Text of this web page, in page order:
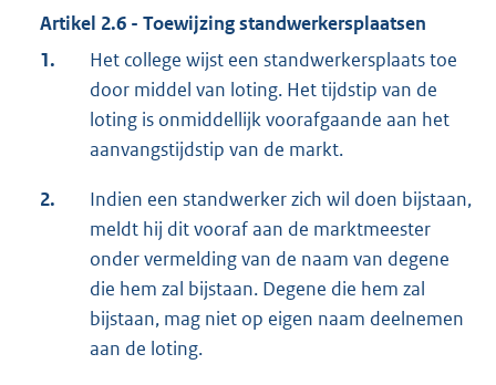
Artikel 2.6 - Toewijzing standwerkersplaatsen
1.
Het college wijst een standwerkersplaats toe
door middel van loting. Het tijdstip van de
loting is onmiddellijk voorafgaande aan het
aanvangstijdstip van de markt.
2.
Indien een standwerker zich wil doen bijstaan,
meldt hij dit vooraf aan de marktmeester
onder vermelding van de naam van degene
die hem zal bijstaan. Degene die hem zal
bijstaan, mag niet op eigen naam deelnemen
aan de loting.